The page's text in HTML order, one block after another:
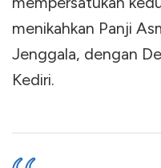
menikahkan Panji
Jenggala, dengan
Kediri.